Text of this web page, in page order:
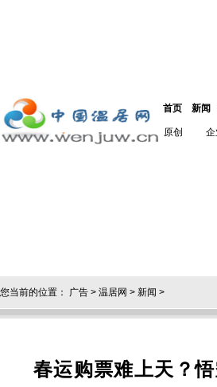
首页 新闻
原创 企
您当前的位置： 广告 > 温居网 > 新闻 >
春运购票难上天？